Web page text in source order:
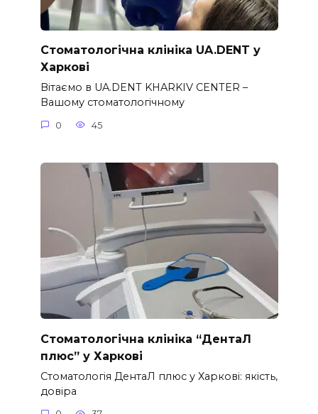
Стоматологічна клініка UA.DENT у
Харкові
Вітаємо в UA.DENT KHARKIV CENTER –
Вашому стоматологічному
0 45
Стоматологічна клініка “ДентаЛ
плюс” у Харкові
Стоматологія ДентаЛ плюс у Харкові: якість,
довіра